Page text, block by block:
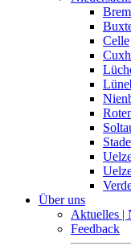
Celle
Stade
Über uns
Aktuelles |
Feedback